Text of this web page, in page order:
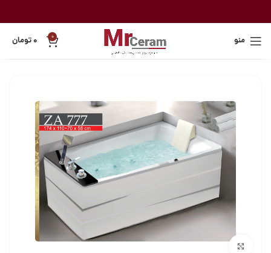
منو 0 ۰تومان
بزرگنمایی تصویر